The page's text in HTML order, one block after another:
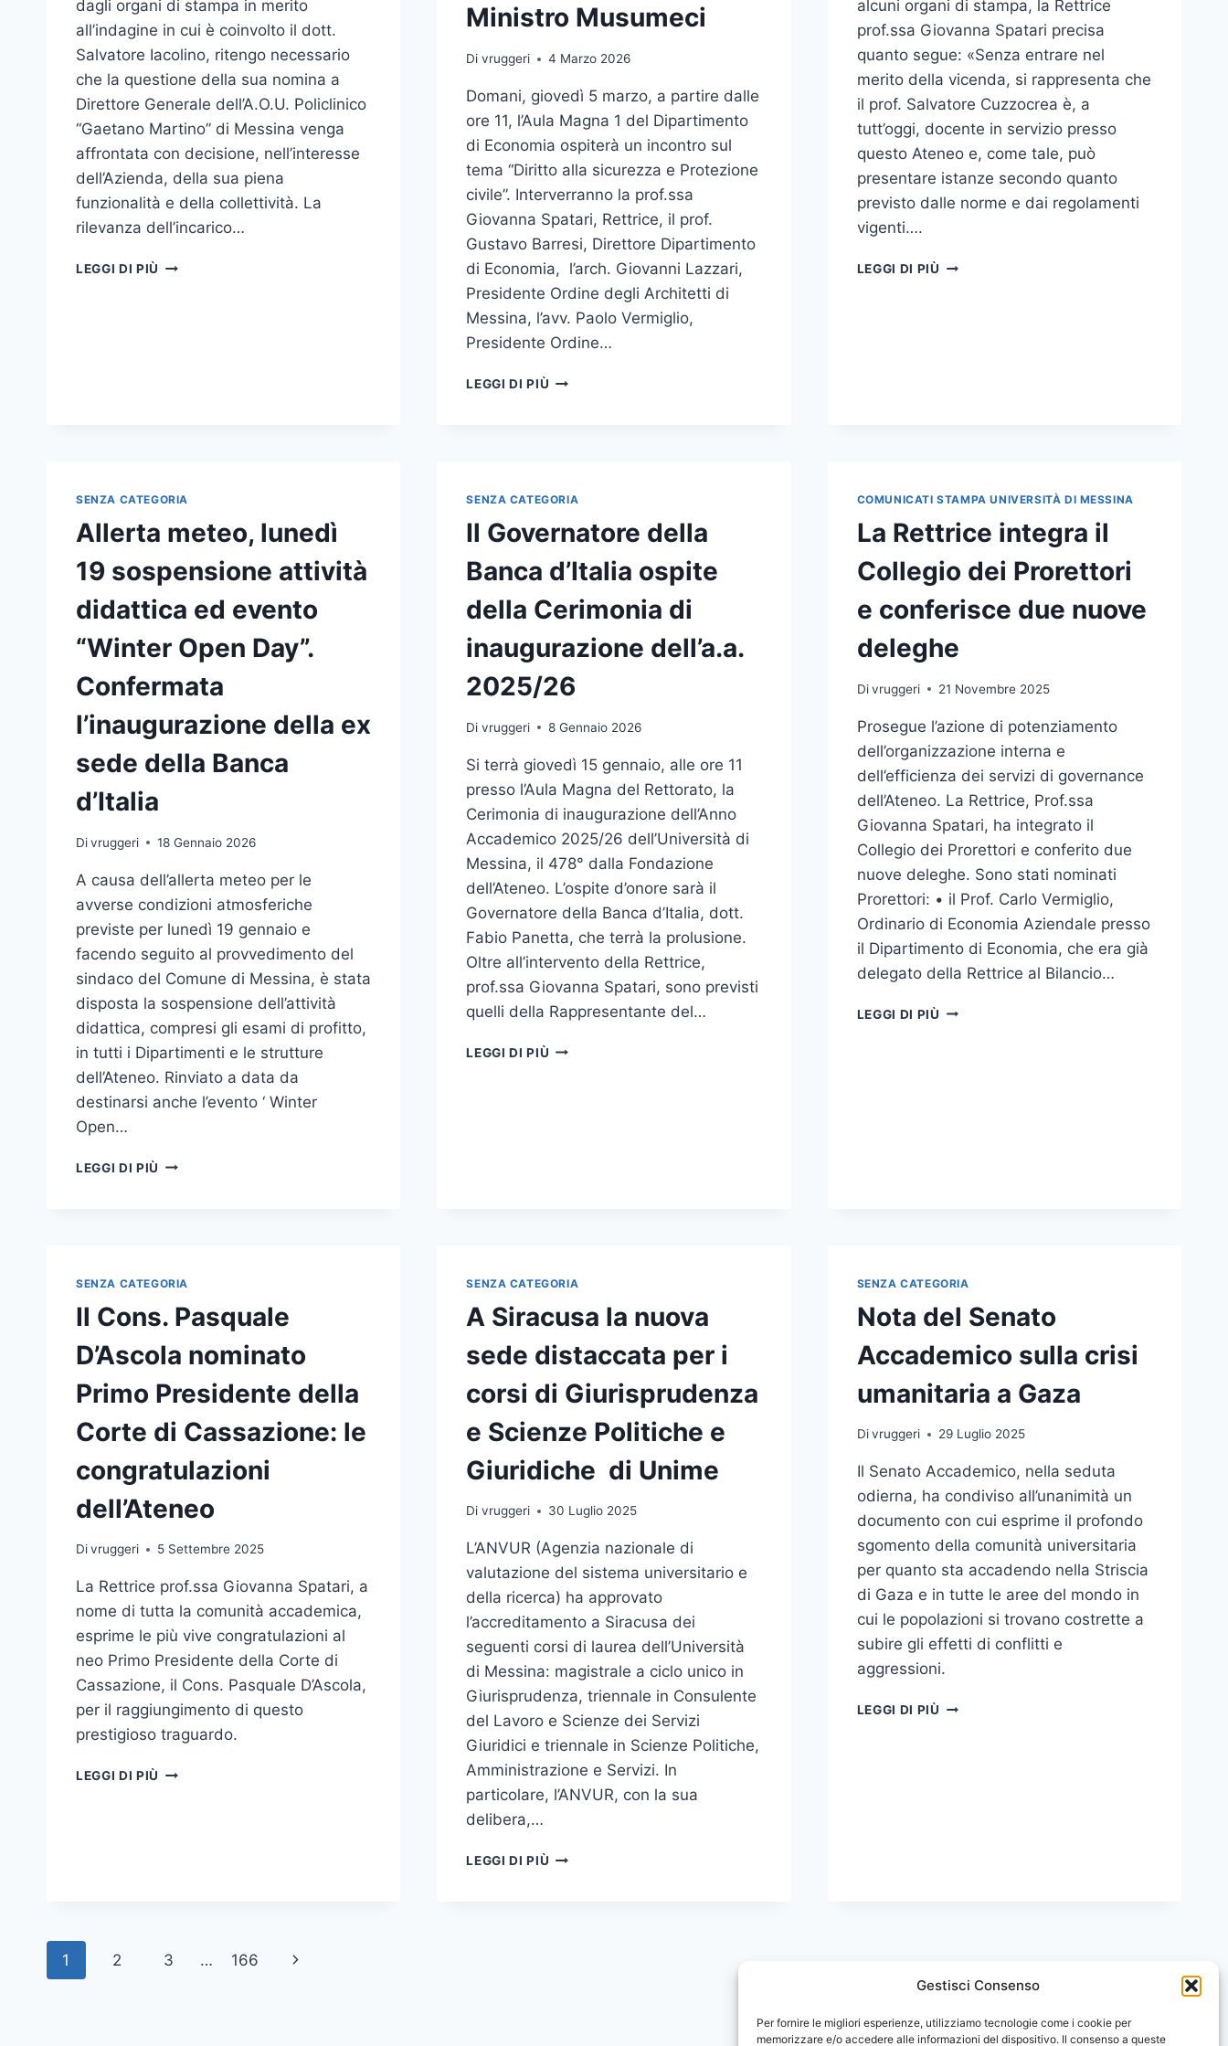
Gestisci Consenso
Per fornire le migliori esperienze, utilizziamo tecnologie come i cookie per
memorizzare e/o accedere alle informazioni del dispositivo. Il consenso a queste
GRANDI
ATENEI
dagli organi di stampa in merito
all’indagine in cui è coinvolto il dott.
Salvatore Iacolino, ritengo necessario
che la questione della sua nomina a
Direttore Generale dell’A.O.U. Policlinico
“Gaetano Martino” di Messina venga
affrontata con decisione, nell’interesse
dell’Azienda, della sua piena
funzionalità e della collettività. La
rilevanza dell’incarico…
LEGGI DI PIÙ NOTA
Ministro Musumeci
Di vruggeri 4 Marzo 2026
Domani, giovedì 5 marzo, a partire dalle
ore 11, l’Aula Magna 1 del Dipartimento
di Economia ospiterà un incontro sul
tema “Diritto alla sicurezza e Protezione
civile”. Interverranno la prof.ssa
Giovanna Spatari, Rettrice, il prof.
Gustavo Barresi, Direttore Dipartimento
di Economia, l’arch. Giovanni Lazzari,
Presidente Ordine degli Architetti di
Messina, l’avv. Paolo Vermiglio,
Presidente Ordine…
LEGGI DI PIÙ CONVEGNO
CIVILE”,
IL
MUSUMECI
alcuni organi di stampa, la Rettrice
prof.ssa Giovanna Spatari precisa
quanto segue: «Senza entrare nel
merito della vicenda, si rappresenta che
il prof. Salvatore Cuzzocrea è, a
tutt’oggi, docente in servizio presso
questo Ateneo e, come tale, può
presentare istanze secondo quanto
previsto dalle norme e dai regolamenti
vigenti….
LEGGI DI PIÙ NOTA
SENZA CATEGORIA
Allerta meteo, lunedì
19 sospensione attività
didattica ed evento
“Winter Open Day”.
Confermata
l’inaugurazione della ex
sede della Banca
d’Italia
Divruggeri 18 Gennaio 2026
A causa dell’allerta meteo per le
avverse condizioni atmosferiche
previste per lunedì 19 gennaio e
facendo seguito al provvedimento del
sindaco del Comune di Messina, è stata
disposta la sospensione dell’attività
didattica, compresi gli esami di profitto,
in tutti i Dipartimenti e le strutture
dell’Ateneo. Rinviato a data da
destinarsi anche l’evento ‘ Winter
Open…
LEGGI DI PIÙ ALLERTA
DIDATTICA
EVENTO
OPEN
CONFERMATA
DELLA
SEDE
BANCA
SENZA CATEGORIA
Il Governatore della
Banca d’Italia ospite
della Cerimonia di
inaugurazione dell’a.a.
2025/26
Di vruggeri 8 Gennaio 2026
Si terrà giovedì 15 gennaio, alle ore 11
presso l’Aula Magna del Rettorato, la
Cerimonia di inaugurazione dell’Anno
Accademico 2025/26 dell’Università di
Messina, il 478° dalla Fondazione
dell’Ateneo. L’ospite d’onore sarà il
Governatore della Banca d’Italia, dott.
Fabio Panetta, che terrà la prolusione.
Oltre all’intervento della Rettrice,
prof.ssa Giovanna Spatari, sono previsti
quelli della Rappresentante del…
LEGGI DI PIÙ IL
COMUNICATI STAMPA UNIVERSITÀ DI MESSINA
La Rettrice integra il
Collegio dei Prorettori
e conferisce due nuove
deleghe
Di vruggeri 21 Novembre 2025
Prosegue l’azione di potenziamento
dell’organizzazione interna e
dell’efficienza dei servizi di governance
dell’Ateneo. La Rettrice, Prof.ssa
Giovanna Spatari, ha integrato il
Collegio dei Prorettori e conferito due
nuove deleghe. Sono stati nominati
Prorettori: •⁠ ⁠il Prof. Carlo Vermiglio,
Ordinario di Economia Aziendale presso
il Dipartimento di Economia, che era già
delegato della Rettrice al Bilancio…
LEGGI DI PIÙ LA
SENZA CATEGORIA
Il Cons. Pasquale
D’Ascola nominato
Primo Presidente della
Corte di Cassazione: le
congratulazioni
dell’Ateneo
Divruggeri 5 Settembre 2025
La Rettrice prof.ssa Giovanna Spatari, a
nome di tutta la comunità accademica,
esprime le più vive congratulazioni al
neo Primo Presidente della Corte di
Cassazione, il Cons. Pasquale D’Ascola,
per il raggiungimento di questo
prestigioso traguardo.
LEGGI DI PIÙ
CASSAZIONE:
SENZA CATEGORIA
A Siracusa la nuova
sede distaccata per i
corsi di Giurisprudenza
e Scienze Politiche e
Giuridiche di Unime
Di vruggeri 30 Luglio 2025
L’ANVUR (Agenzia nazionale di
valutazione del sistema universitario e
della ricerca) ha approvato
l’accreditamento a Siracusa dei
seguenti corsi di laurea dell’Università
di Messina: magistrale a ciclo unico in
Giurisprudenza, triennale in Consulente
del Lavoro e Scienze dei Servizi
Giuridici e triennale in Scienze Politiche,
Amministrazione e Servizi. In
particolare, l’ANVUR, con la sua
delibera,…
LEGGI DI PIÙ
SENZA CATEGORIA
Nota del Senato
Accademico sulla crisi
umanitaria a Gaza
Di vruggeri 29 Luglio 2025
Il Senato Accademico, nella seduta
odierna, ha condiviso all’unanimità un
documento con cui esprime il profondo
sgomento della comunità universitaria
per quanto sta accadendo nella Striscia
di Gaza e in tutte le aree del mondo in
cui le popolazioni si trovano costrette a
subire gli effetti di conflitti e
aggressioni.
LEGGI DI PIÙ NOTA
Navigazione
1 2 3 … 166
Pagina